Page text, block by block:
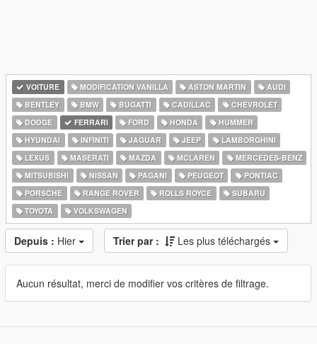
VOITURE MODIFICATION VANILLA ASTON MARTIN
AUDI
BENTLEY
BMW BUGATTI CADILLAC
CHEVROLET
DODGE
FERRARI FORD HONDA
HUMMER
HYUNDAI
INFINITI JAGUAR JEEP
LAMBORGHINI
LEXUS
MASERATI MAZDA MCLAREN
MERCEDES-BENZ
MITSUBISHI
NISSAN PAGANI PEUGEOT
PONTIAC
PORSCHE
RANGE ROVER ROLLS ROYCE
SUBARU
TOYOTA
VOLKSWAGEN
Depuis : Hier Trier par : Les plus téléchargés
Aucun résultat, merci de modifier vos critères de filtrage.